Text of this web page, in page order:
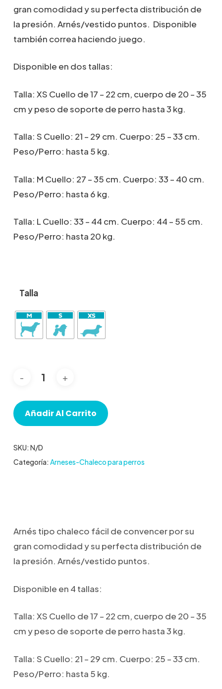
18,90€
hasta
23,90€
gran comodidad y su perfecta distribución de
la presión. Arnés/vestido puntos. Disponible
también correa haciendo juego.
Disponible en dos tallas:
Talla: XS Cuello de 17 – 22 cm, cuerpo de 20 – 35
cm y peso de soporte de perro hasta 3 kg.
Talla: S Cuello: 21 – 29 cm. Cuerpo: 25 – 33 cm.
Peso/Perro: hasta 5 kg.
Talla: M Cuello: 27 – 35 cm. Cuerpo: 33 – 40 cm.
Peso/Perro: hasta 6 kg.
Talla: L Cuello: 33 – 44 cm. Cuerpo: 44 – 55 cm.
Peso/Perro: hasta 20 kg.
Talla
Añadir Al Carrito
SKU: N/D
Categoría: Arneses-Chaleco para perros
Arnés tipo chaleco fácil de convencer por su
gran comodidad y su perfecta distribución de
la presión. Arnés/vestido puntos.
Disponible en 4 tallas:
Talla: XS Cuello de 17 – 22 cm, cuerpo de 20 – 35
cm y peso de soporte de perro hasta 3 kg.
Talla: S Cuello: 21 – 29 cm. Cuerpo: 25 – 33 cm.
Peso/Perro: hasta 5 kg.